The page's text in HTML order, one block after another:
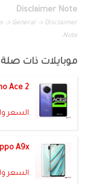
Disclaimer Note
-> General -> Disclaimer
Note.
موبايلات ذات صلة
Ace 2
السعر
A9x
السعر